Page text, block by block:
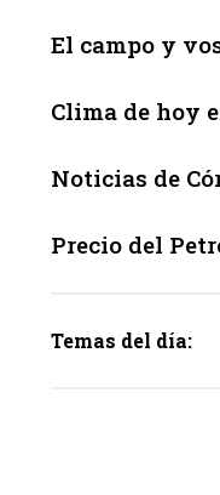
El campo y
Clima de hoy
Noticias de
Precio del
Temas del día: